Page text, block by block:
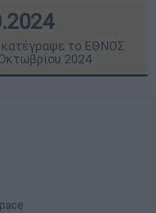
κατέγραψε το ΕΘΝΟΣ
2024